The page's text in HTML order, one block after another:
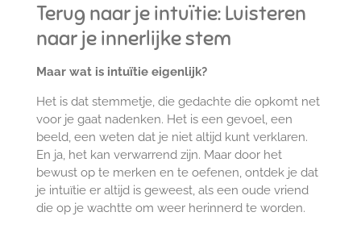
Terug naar je intuïtie: Luisteren
naar je innerlijke stem
Maar wat is intuïtie eigenlijk?
Het is dat stemmetje, die gedachte die opkomt net
voor je gaat nadenken. Het is een gevoel, een
beeld, een weten dat je niet altijd kunt verklaren.
En ja, het kan verwarrend zijn. Maar door het
bewust op te merken en te oefenen, ontdek je dat
je intuïtie er altijd is geweest, als een oude vriend
die op je wachtte om weer herinnerd te worden.